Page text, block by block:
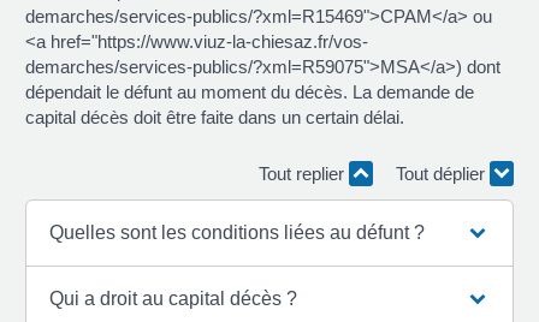
demarches/services-publics/?xml=R15469">CPAM</a> ou
<a href="https://www.viuz-la-chiesaz.fr/vos-
demarches/services-publics/?xml=R59075">MSA</a>) dont
dépendait le défunt au moment du décès. La demande de
capital décès doit être faite dans un certain délai.
Tout replier Tout déplier
Quelles sont les conditions liées au défunt ?
Qui a droit au capital décès ?